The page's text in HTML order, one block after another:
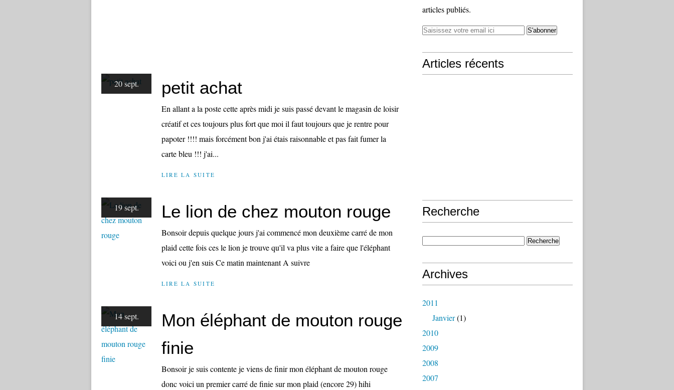
20 sept. petit achat
En allant a la poste cette après midi je suis passé devant le magasin de loisir
créatif et ces toujours plus fort que moi il faut toujours que je rentre pour
papoter !!!! mais forcément bon j'ai étais raisonnable et pas fait fumer la
carte bleu !!! j'ai...
LIRE LA SUITE
19 sept. Le lion de chez mouton rouge
Bonsoir depuis quelque jours j'ai commencé mon deuxième carré de mon
plaid cette fois ces le lion je trouve qu'il va plus vite a faire que l'éléphant
voici ou j'en suis Ce matin maintenant A suivre
LIRE LA SUITE
14 sept.
Mon éléphant de mouton rouge
finie
Bonsoir je suis contente je viens de finir mon éléphant de mouton rouge
donc voici un premier carré de finie sur mon plaid (encore 29) hihi
articles publiés.
Articles récents
Recherche
Archives
2011
Janvier(1)
2010
2009
2008
2007